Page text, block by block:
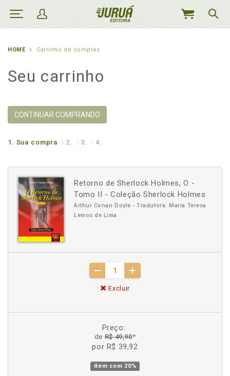
MEU
HOME Carrinho de compras
Seu carrinho
CONTINUAR COMPRANDO
1. Sua compra 2. 3. 4.
Retorno de Sherlock Holmes, O -
Tomo II - Coleção Sherlock Holmes
Arthur Conan Doyle - Tradutora: Maria Teresa
Lemos de Lima
Excluir
Preço:
deR$ 49,90*
por R$ 39,92
item com 20%